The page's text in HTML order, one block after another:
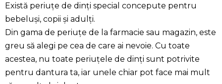
Există periuțe de dinți special concepute pentru
bebeluși, copii și adulți.
Din gama de periuțe de la farmacie sau magazin, este
greu să alegi pe cea de care ai nevoie. Cu toate
acestea, nu toate periuțele de dinți sunt potrivite
pentru dantura ta, iar unele chiar pot face mai mult